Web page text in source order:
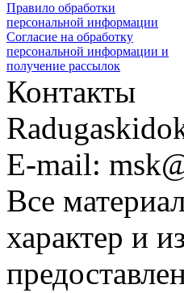
Правило обработки
персональной информации
Согласие на обработку
персональной информации и
получение рассылок
Контакты
E-mail:
Все
характер и